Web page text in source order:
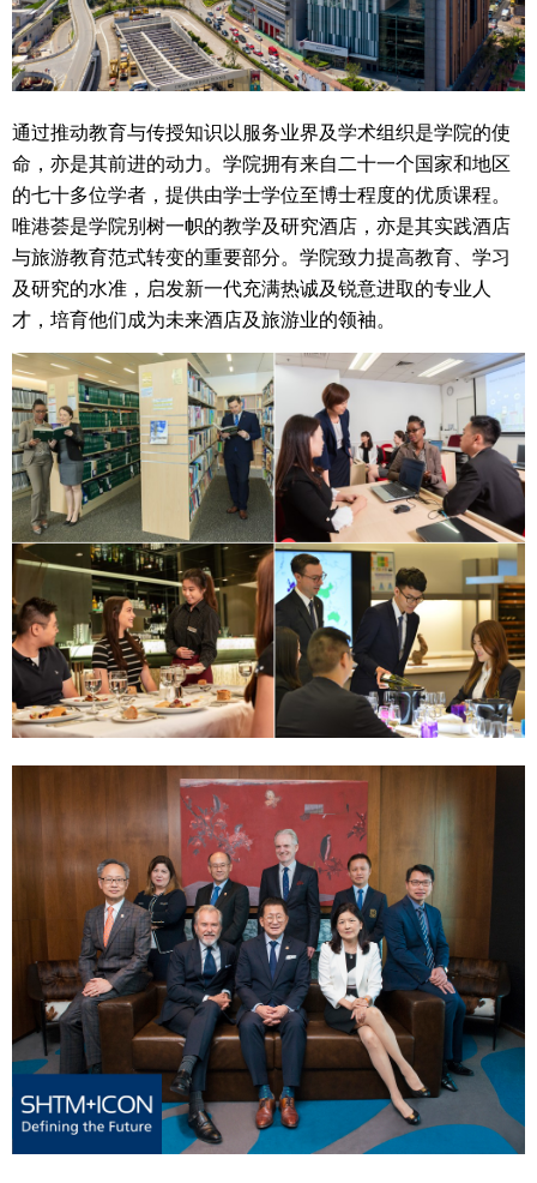
通过推动教育与传授知识以服务业界及学术组织是学院的使
命，亦是其前进的动力。学院拥有来自二十一个国家和地区
的七十多位学者，提供由学士学位至博士程度的优质课程。
唯港荟是学院别树一帜的教学及研究酒店，亦是其实践酒店
与旅游教育范式转变的重要部分。学院致力提高教育、学习
及研究的水准，启发新一代充满热诚及锐意进取的专业人
才，培育他们成为未来酒店及旅游业的领袖。